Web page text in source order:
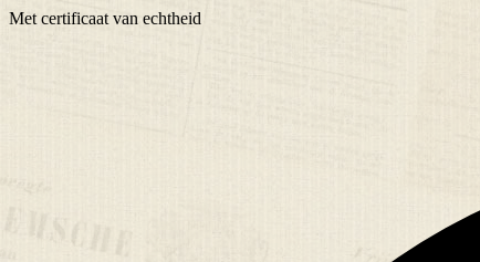
Met certificaat van echtheid